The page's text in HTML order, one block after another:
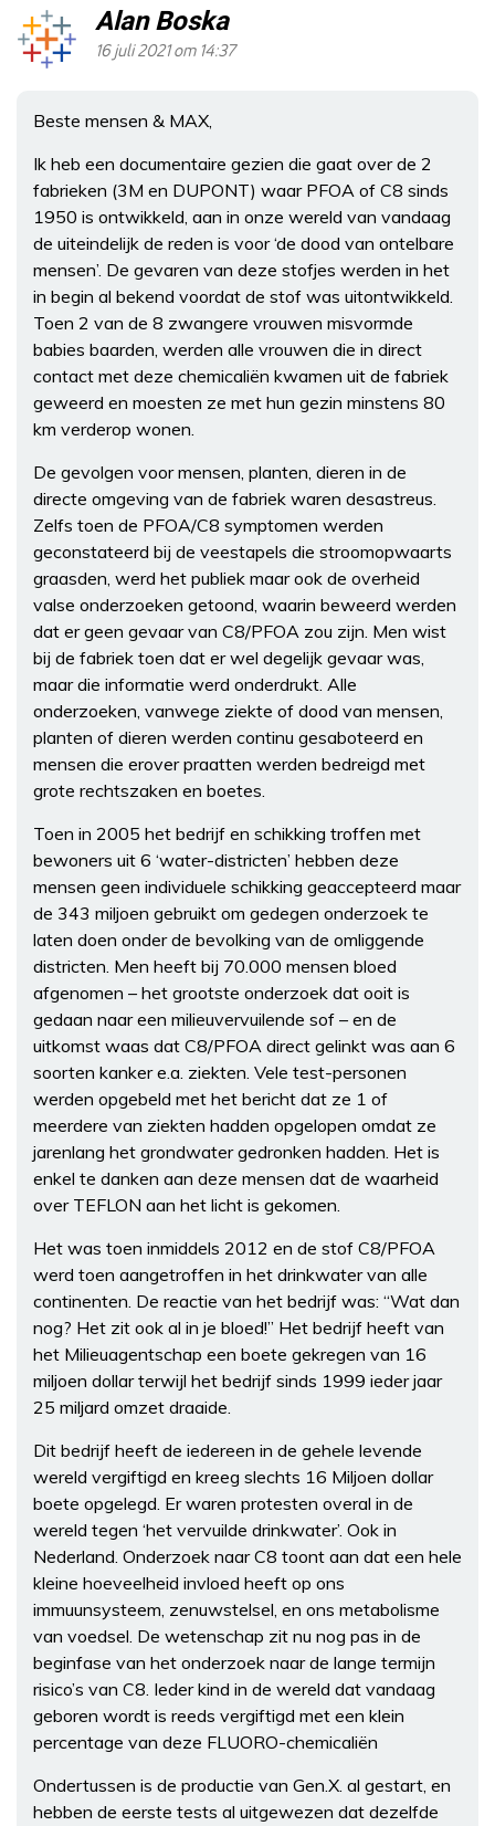
Alan Boska
16 juli 2021 om 14:37
Beste mensen & MAX,
Ik heb een documentaire gezien die gaat over de 2
fabrieken (3M en DUPONT) waar PFOA of C8 sinds
1950 is ontwikkeld, aan in onze wereld van vandaag
de uiteindelijk de reden is voor ‘de dood van ontelbare
mensen’. De gevaren van deze stofjes werden in het
in begin al bekend voordat de stof was uitontwikkeld.
Toen 2 van de 8 zwangere vrouwen misvormde
babies baarden, werden alle vrouwen die in direct
contact met deze chemicaliën kwamen uit de fabriek
geweerd en moesten ze met hun gezin minstens 80
km verderop wonen.
De gevolgen voor mensen, planten, dieren in de
directe omgeving van de fabriek waren desastreus.
Zelfs toen de PFOA/C8 symptomen werden
geconstateerd bij de veestapels die stroomopwaarts
graasden, werd het publiek maar ook de overheid
valse onderzoeken getoond, waarin beweerd werden
dat er geen gevaar van C8/PFOA zou zijn. Men wist
bij de fabriek toen dat er wel degelijk gevaar was,
maar die informatie werd onderdrukt. Alle
onderzoeken, vanwege ziekte of dood van mensen,
planten of dieren werden continu gesaboteerd en
mensen die erover praatten werden bedreigd met
grote rechtszaken en boetes.
Toen in 2005 het bedrijf en schikking troffen met
bewoners uit 6 ‘water-districten’ hebben deze
mensen geen individuele schikking geaccepteerd maar
de 343 miljoen gebruikt om gedegen onderzoek te
laten doen onder de bevolking van de omliggende
districten. Men heeft bij 70.000 mensen bloed
afgenomen – het grootste onderzoek dat ooit is
gedaan naar een milieuvervuilende sof – en de
uitkomst waas dat C8/PFOA direct gelinkt was aan 6
soorten kanker e.a. ziekten. Vele test-personen
werden opgebeld met het bericht dat ze 1 of
meerdere van ziekten hadden opgelopen omdat ze
jarenlang het grondwater gedronken hadden. Het is
enkel te danken aan deze mensen dat de waarheid
over TEFLON aan het licht is gekomen.
Het was toen inmiddels 2012 en de stof C8/PFOA
werd toen aangetroffen in het drinkwater van alle
continenten. De reactie van het bedrijf was: “Wat dan
nog? Het zit ook al in je bloed!” Het bedrijf heeft van
het Milieuagentschap een boete gekregen van 16
miljoen dollar terwijl het bedrijf sinds 1999 ieder jaar
25 miljard omzet draaide.
Dit bedrijf heeft de iedereen in de gehele levende
wereld vergiftigd en kreeg slechts 16 Miljoen dollar
boete opgelegd. Er waren protesten overal in de
wereld tegen ‘het vervuilde drinkwater’. Ook in
Nederland. Onderzoek naar C8 toont aan dat een hele
kleine hoeveelheid invloed heeft op ons
immuunsysteem, zenuwstelsel, en ons metabolisme
van voedsel. De wetenschap zit nu nog pas in de
beginfase van het onderzoek naar de lange termijn
risico’s van C8. Ieder kind in de wereld dat vandaag
geboren wordt is reeds vergiftigd met een klein
percentage van deze FLUORO-chemicaliën
Ondertussen is de productie van Gen.X. al gestart, en
hebben de eerste tests al uitgewezen dat dezelfde